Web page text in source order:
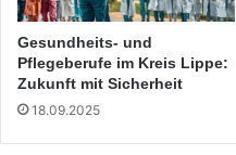
Gesundheits- und
Pflegeberufe im Kreis Lippe:
Zukunft mit Sicherheit
18.09.2025